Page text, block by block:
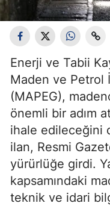
Enerji ve Tabii
Maden ve Petrol
(MAPEG),
önemli bir adım
ihale edileceğini
ilan, Resmi
yürürlüğe girdi.
kapsamındaki
teknik ve idari